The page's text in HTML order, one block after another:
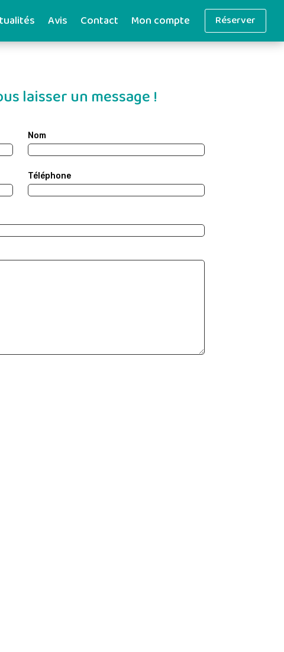
Avis Contact Mon compte Réserver
laisser un message !
Nom
Téléphone